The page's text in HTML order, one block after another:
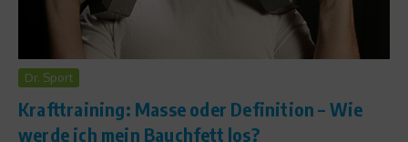
Dr. Sport
Krafttraining: Masse oder Definition – Wie
werde ich mein Bauchfett los?